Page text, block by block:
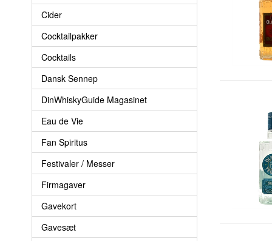
Cider
Cocktailpakker
Cocktails
Dansk Sennep
DinWhiskyGuide Magasinet
Eau de Vie
Fan Spiritus
Festivaler / Messer
Firmagaver
Gavekort
Gavesæt